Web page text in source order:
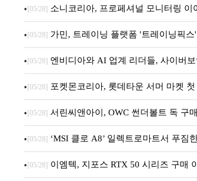
[05/28] 소니코리아, 프로페셔널 모니터링 이
[05/28] 가민, 트레이닝 플랫폼 '트레이닝픽
[05/28] 엔비디아와 AI 업계 리더들, 사이버
[05/28] 포켓몬코리아, 롯데타운 서머 마켓
[05/28] 서린씨앤아이, OWC 썬더볼트 독 구
[05/28] ‘MSI 클로 A8’ 일렉트로마트서 푸짐
[05/28] 이엠텍, 지포스 RTX 50 시리즈 구매